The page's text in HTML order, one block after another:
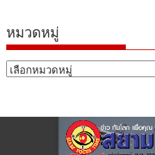
หมวดหมู่
หมวด